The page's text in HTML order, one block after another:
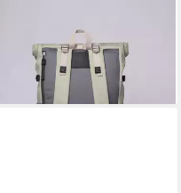
129,99 € UVP179,00 €
lieferbar - in 6-7 Werktagen bei dir